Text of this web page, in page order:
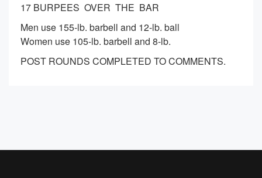
17 BURPEES OVER THE BAR
Men use 155-lb. barbell and 12-lb. ball
Women use 105-lb. barbell and 8-lb.
POST ROUNDS COMPLETED TO COMMENTS.